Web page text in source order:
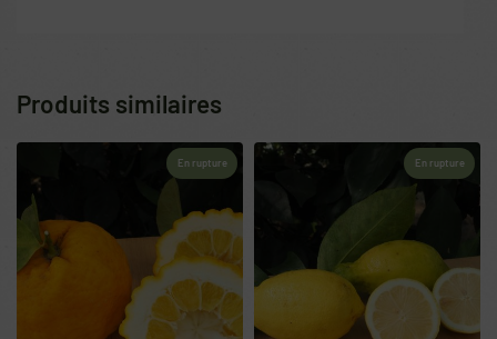
Produits similaires
En rupture En rupture